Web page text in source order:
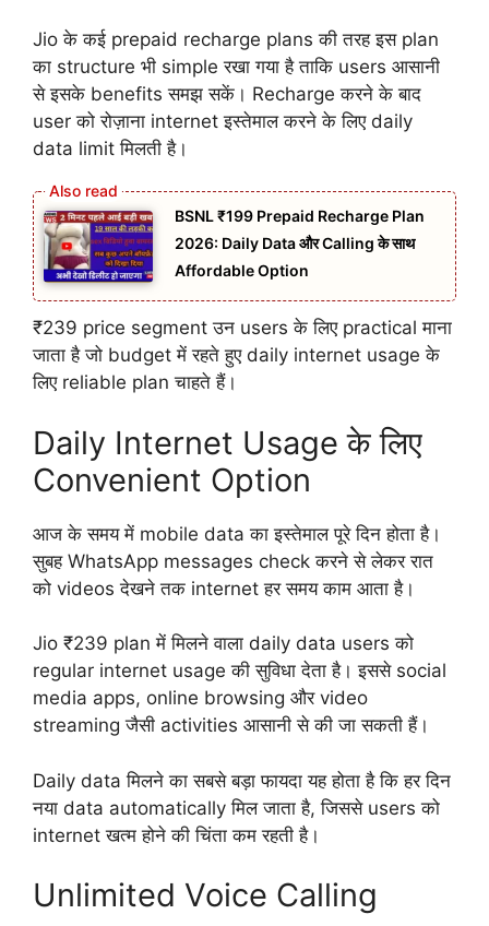
Jio के कई prepaid recharge plans की तरह इस plan
का structure भी simple रखा गया है ताकि users आसानी
से इसके benefits समझ सकें। Recharge करने के बाद
user को रोज़ाना internet इस्तेमाल करने के लिए daily
data limit मिलती है।
BSNL ₹199 Prepaid Recharge Plan
2026: Daily Data और Calling के साथ
Affordable Option
₹239 price segment उन users के लिए practical माना
जाता है जो budget में रहते हुए daily internet usage के
लिए reliable plan चाहते हैं।
Daily Internet Usage के लिए
Convenient Option
आज के समय में mobile data का इस्तेमाल पूरे दिन होता है।
सुबह WhatsApp messages check करने से लेकर रात
को videos देखने तक internet हर समय काम आता है।
Jio ₹239 plan में मिलने वाला daily data users को
regular internet usage की सुविधा देता है। इससे social
media apps, online browsing और video
streaming जैसी activities आसानी से की जा सकती हैं।
Daily data मिलने का सबसे बड़ा फायदा यह होता है कि हर दिन
नया data automatically मिल जाता है, जिससे users को
internet खत्म होने की चिंता कम रहती है।
Unlimited Voice Calling